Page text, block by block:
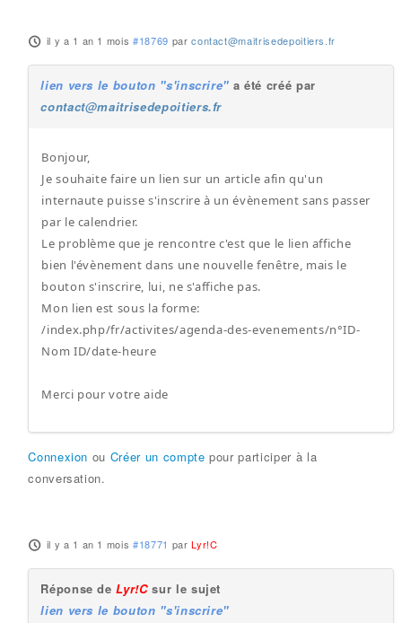
il y a 1 an 1 mois #18769 parcontact@maitrisedepoitiers.fr
lien vers le bouton "s'inscrire" a été créé par
contact@maitrisedepoitiers.fr
Bonjour,
Je souhaite faire un lien sur un article afin qu'un
internaute puisse s'inscrire à un évènement sans passer
par le calendrier.
Le problème que je rencontre c'est que le lien affiche
bien l'évènement dans une nouvelle fenêtre, mais le
bouton s'inscrire, lui, ne s'affiche pas.
Mon lien est sous la forme:
/index.php/fr/activites/agenda-des-evenements/n°ID-
Nom ID/date-heure
Merci pour votre aide
Connexion ou Créer un compte pour participer à la
conversation.
il y a 1 an 1 mois #18771 parLyr!C
Réponse deLyr!Csur le sujet
lien vers le bouton "s'inscrire"